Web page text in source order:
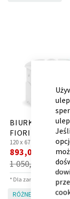
BIURKO UP 120
FIORI
120 x 67 x 57.4 cm
1 050,00 zł
Cena
promocyjna
893,00 zł
* Dla zamówień powyżej
RÓŻNE KOLORY!
Regał
Wszystkie